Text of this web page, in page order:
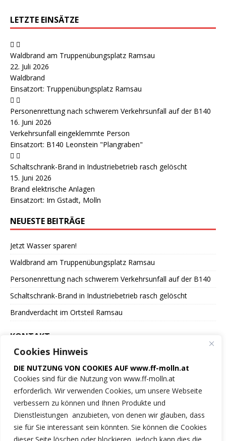
Cookies Hinweis
DIE NUTZUNG VON COOKIES AUF www.ff-molln.at
Cookies sind für die Nutzung von www.ff-molln.at
erforderlich. Wir verwenden Cookies, um unsere Webseite
verbessern zu können und Ihnen Produkte und
Dienstleistungen anzubieten, von denen wir glauben, dass
sie für Sie interessant sein könnten. Sie können die Cookies
LETZTE EINSÄTZE
Waldbrand am Truppenübungsplatz Ramsau
22. Juli 2026
Waldbrand
Einsatzort: Truppenübungsplatz Ramsau
Personenrettung nach schwerem Verkehrsunfall auf der B140
16. Juni 2026
Verkehrsunfall eingeklemmte Person
Einsatzort: B140 Leonstein "Plangraben"
Schaltschrank-Brand in Industriebetrieb rasch gelöscht
15. Juni 2026
Brand elektrische Anlagen
Einsatzort: Im Gstadt, Molln
NEUESTE BEITRÄGE
Jetzt Wasser sparen!
Waldbrand am Truppenübungsplatz Ramsau
Personenrettung nach schwerem Verkehrsunfall auf der B140
Schaltschrank-Brand in Industriebetrieb rasch gelöscht
Brandverdacht im Ortsteil Ramsau
KONTAKT
der Marktgemeinde Molln
Feuerwehrstrasse 1
4591 Molln